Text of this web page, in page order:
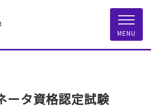
一般社団法人 PMI
MENU
ータ資格認定試験